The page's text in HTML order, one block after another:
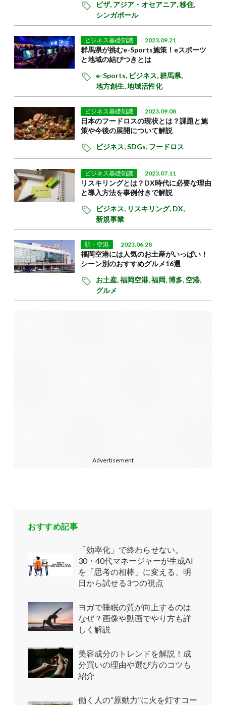
ビザ, アジア・オセアニア,移住,
シンガポール
ビジネス基礎知識 2023.09.21
群馬県が挑むe-Sports施策！eスポーツ
と地域の結びつきとは
e-Sports, ビジネス,群馬県,
地方創生,地域活性化
ビジネス基礎知識 2023.09.08
日本のフードロスの現状とは？課題と施
策や今後の展開について解説
ビジネス,SDGs, フードロス
ビジネス基礎知識 2023.07.11
リスキリングとは？DX時代に必要な理由
と導入方法を事例付きで解説
ビジネス, リスキリング, DX,
新規事業
駅・空港 2023.06.28
福岡空港には人気のお土産がいっぱい！
シーン別のおすすめグルメ16選
お土産,福岡空港,福岡,博多, 空港,
グルメ
Advertisement
おすすめ記事
「効率化」で終わらせない。
30・40代マネージャーが生成AI
を「思考の相棒」に変える、明
日から試せる3つの視点
ヨガで睡眠の質が向上するのは
なぜ？画像や動画でやり方も詳
しく解説
美容成分のトレンドを解説！成
分買いの理由や選び方のコツも
紹介
働く人の“原動力”に火を灯すコー